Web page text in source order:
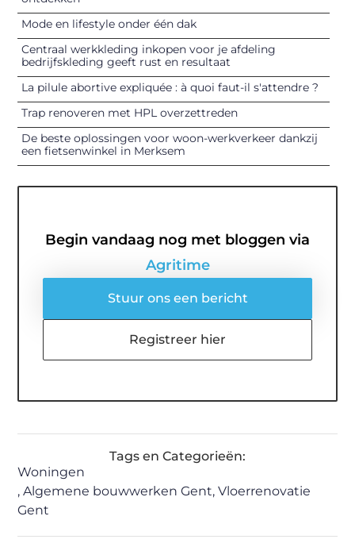
Mode en lifestyle onder één dak
Centraal werkkleding inkopen voor je afdeling
bedrijfskleding geeft rust en resultaat
La pilule abortive expliquée : à quoi faut-il s'attendre ?
Trap renoveren met HPL overzettreden
De beste oplossingen voor woon-werkverkeer dankzij
een fietsenwinkel in Merksem
Begin vandaag nog met bloggen via
Agritime
Stuur ons een bericht
Registreer hier
Tags en Categorieën:
Woningen
,Algemene bouwwerken Gent,Vloerrenovatie
Gent